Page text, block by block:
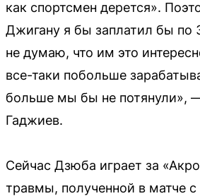
как спортсмен дерется».
Джигану я бы заплатил бы по
не думаю, что им это
все-таки побольше
больше мы бы не потянули»,
Гаджиев.
Сейчас Дзюба играет за
травмы, полученной в матче